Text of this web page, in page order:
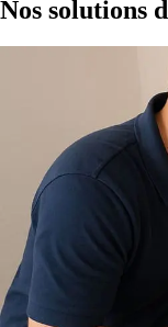
Nos solutions